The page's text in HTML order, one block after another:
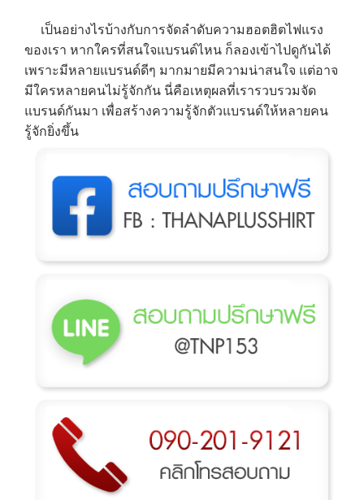
เป็นอย่างไรบ้างกับการจัดลำดับความฮอตฮิตไฟแรง
ของเรา หากใครที่สนใจแบรนด์ไหน ก็ลองเข้าไปดูกันได้
เพราะมีหลายแบรนด์ดีๆ มากมายมีความน่าสนใจ แต่อาจ
มีใครหลายคนไม่รู้จักกัน นี่คือเหตุผลที่เรารวบรวมจัด
แบรนด์กันมา เพื่อสร้างความรู้จักตัวแบรนด์ให้หลายคน
รู้จักยิ่งขึ้น